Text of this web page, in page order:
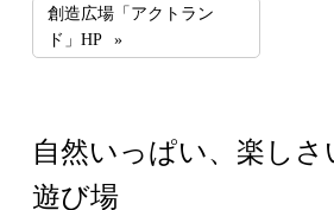
創造広場「アクトラン
ド」HP
自然いっぱい、楽し
遊び場